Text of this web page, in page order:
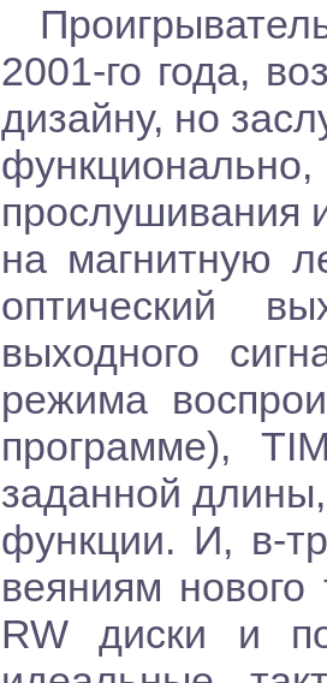
2001-го года,
дизайну, но
прослушивания
на магнитную
оптический
выходного
режима
программе),
заданной
функции. И, в-
веяниям
RW диски и